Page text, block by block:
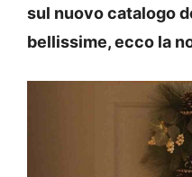
sul nuovo catalogo
bellissime, ecco la